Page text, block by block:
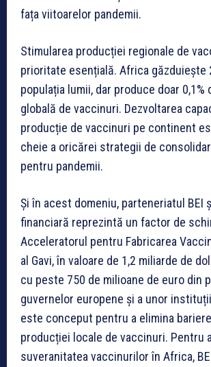
fața viitoarelor pandemii.
Stimularea producției regionale de
prioritate esențială. Africa găzduiește
populația lumii, dar produce doar 0,1%
globală de vaccinuri. Dezvoltarea
producție de vaccinuri pe continent
cheie a oricărei strategii de
pentru pandemii.
Și în acest domeniu, parteneriatul BEI
financiară reprezintă un factor de
Acceleratorul pentru Fabricarea
al Gavi, în valoare de 1,2 miliarde de
cu peste 750 de milioane de euro din
guvernelor europene și a unor
este conceput pentru a elimina
producției locale de vaccinuri. Pentru
suveranitatea vaccinurilor în Africa,